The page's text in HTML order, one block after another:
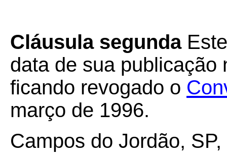
Cláusula segunda
data de sua publicação
ficando revogado o
março de 1996.
Campos do Jordão,